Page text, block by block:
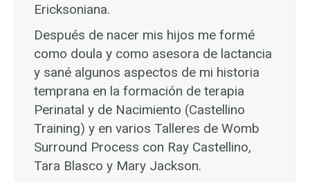
Ericksoniana.
Después de nacer mis hijos me formé
como doula y como asesora de lactancia
y sané algunos aspectos de mi historia
temprana en la formación de terapia
Perinatal y de Nacimiento (Castellino
Training) y en varios Talleres de Womb
Surround Process con Ray Castellino,
Tara Blasco y Mary Jackson.